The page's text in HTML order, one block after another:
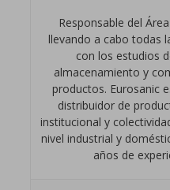
Responsable del
llevando a cabo todas
con los estudios
almacenamiento y
productos. Eurosanic
distribuidor de
institucional y
nivel industrial y
años de